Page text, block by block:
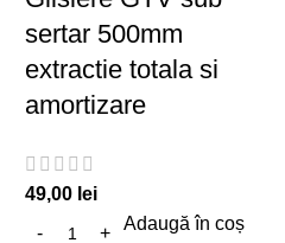
sertar 500mm
extractie totala si
amortizare
49,00 lei
Adaugă în coș